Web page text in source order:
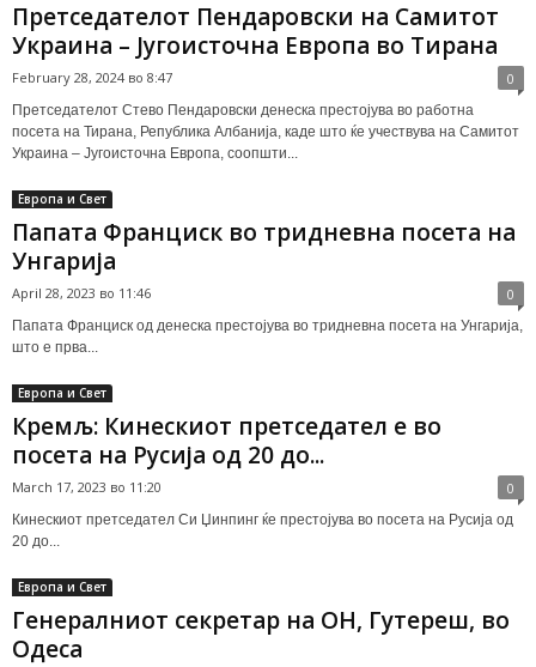
Претседателот Пендаровски на Самитот
Украина – Југоисточна Европа во Тирана
February 28, 2024 во 8:47 0
Претседателот Стево Пендаровски денеска престојува во работна
посета на Тирана, Република Албанија, каде што ќе учествува на Самитот
Украина – Југоисточна Европа, соопшти...
Европа и Свет
Папата Франциск во тридневна посета на
Унгарија
April 28, 2023 во 11:46 0
Папата Франциск од денеска престојува во тридневна посета на Унгарија,
што е прва...
Европа и Свет
Кремљ: Кинескиот претседател е во
посета на Русија од 20 до...
March 17, 2023 во 11:20 0
Кинескиот претседател Си Џинпинг ќе престојува во посета на Русија од
20 до...
Европа и Свет
Генералниот секретар на ОН, Гутереш, во
Одеса